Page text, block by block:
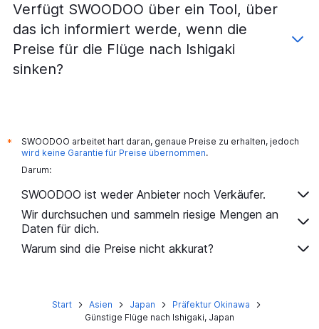
Verfügt SWOODOO über ein Tool, über
das ich informiert werde, wenn die
Preise für die Flüge nach Ishigaki
sinken?
*
SWOODOO arbeitet hart daran, genaue Preise zu erhalten, jedoch
wird keine Garantie für Preise übernommen.
Darum:
SWOODOO ist weder Anbieter noch Verkäufer.
Wir durchsuchen und sammeln riesige Mengen an
Daten für dich.
Warum sind die Preise nicht akkurat?
Start Asien Japan
Präfektur Okinawa
Günstige Flüge nach Ishigaki, Japan